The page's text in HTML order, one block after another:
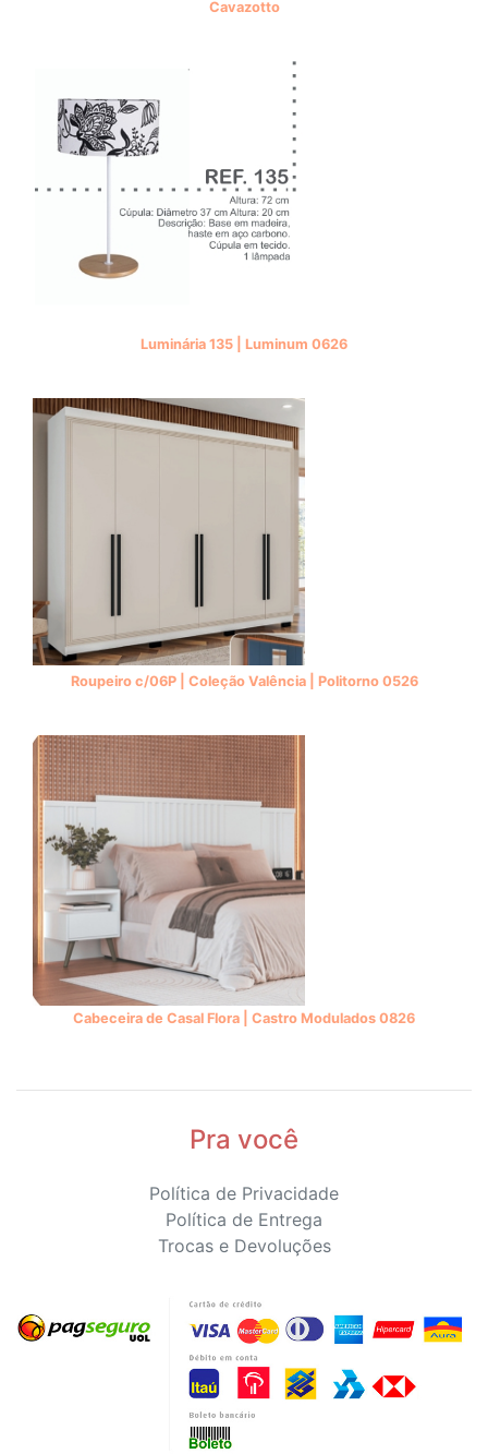
Cavazotto
Luminária 135 | Luminum 0626
Roupeiro c/06P | Coleção Valência | Politorno 0526
Cabeceira de Casal Flora | Castro Modulados 0826
Pra você
Política de Privacidade
Política de Entrega
Trocas e Devoluções